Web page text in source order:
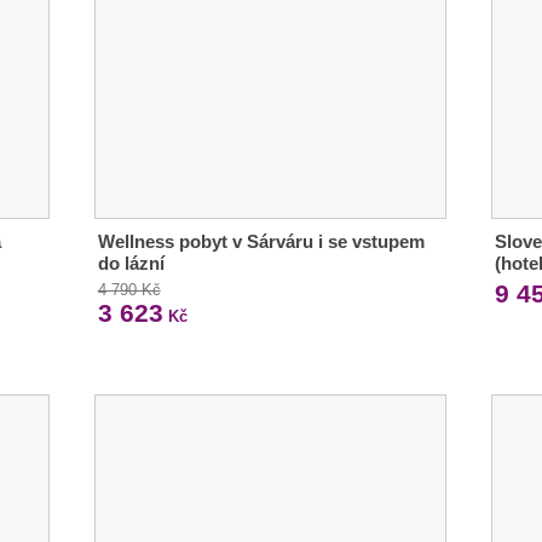
Wellness pobyt v Sárváru i se vstupem
do lázní
4 790 Kč
3 623 Kč
9